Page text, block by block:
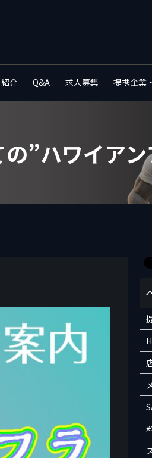
介 Q&A 求人募集 提携企業
”ハワイア